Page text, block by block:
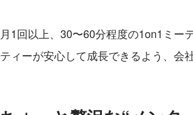
月1回以上、30〜60分程度の1on1ミー
ティーが安心して成長できるよう、会